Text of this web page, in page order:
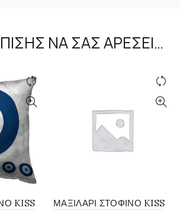
ΝΑ ΣΑΣ ΑΡΈΣΕΙ…
KISS
ΜΑΞΙΛΑΡΙ ΣΤΟΦΙΝΟ KISS